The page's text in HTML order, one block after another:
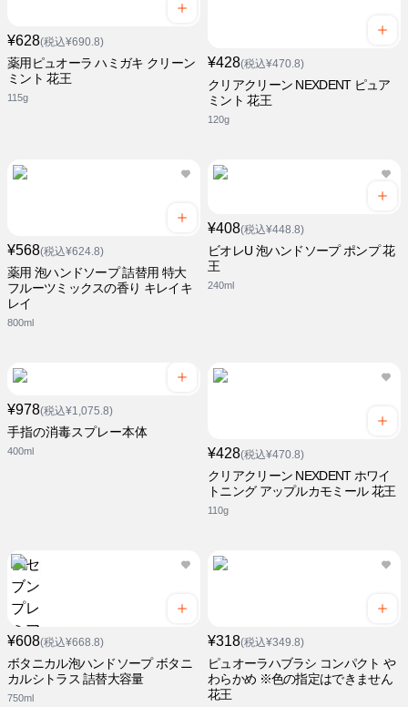
¥628(税込¥690.8)
薬用ピュオーラ ハミガキ クリーン
ミント 花王
115g
¥428(税込¥470.8)
クリアクリーン NEXDENT ピュア
ミント 花王
120g
¥568(税込¥624.8)
薬用 泡ハンドソープ 詰替用 特大
フルーツミックスの香り キレイキ
レイ
800ml
¥408(税込¥448.8)
ビオレU 泡ハンドソープ ポンプ 花
王
240ml
¥978(税込¥1,075.8)
手指の消毒スプレー本体
400ml ¥428(税込¥470.8)
クリアクリーン NEXDENT ホワイ
トニング アップルカモミール 花王
110g
¥608(税込¥668.8)
ボタニカル泡ハンドソープ ボタニ
カルシトラス 詰替大容量
750ml
¥318(税込¥349.8)
ピュオーラハブラシ コンパクト や
わらかめ ※色の指定はできません
花王